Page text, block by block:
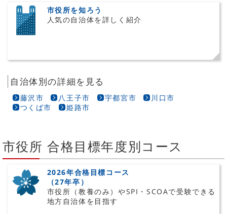
市役所を知ろう
人気の自治体を詳しく紹介
自治体別の詳細を見る
藤沢市 八王子市 宇都宮市
川口市
つくば市
姫路市
市役所 合格目標年度別コース
2026年合格目標コース
（27年卒）
市役所（教養のみ）やSPI・SCOAで受験できる
地方自治体を目指す